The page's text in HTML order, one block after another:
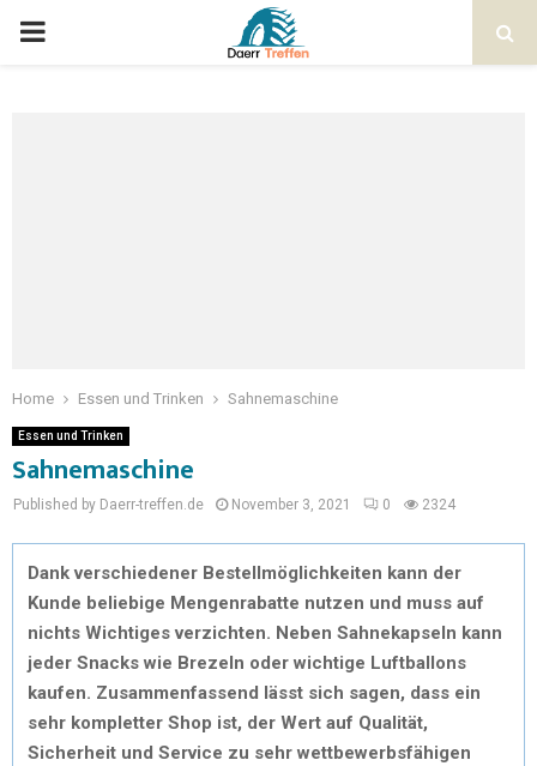
Home Essen und Trinken Sahnemaschine
Essen und Trinken
Sahnemaschine
Published by Daerr-treffen.de November 3, 2021 0 2324
Dank verschiedener Bestellmöglichkeiten kann der
Kunde beliebige Mengenrabatte nutzen und muss auf
nichts Wichtiges verzichten. Neben Sahnekapseln kann
jeder Snacks wie Brezeln oder wichtige Luftballons
kaufen. Zusammenfassend lässt sich sagen, dass ein
sehr kompletter Shop ist, der Wert auf Qualität,
Sicherheit und Service zu sehr wettbewerbsfähigen